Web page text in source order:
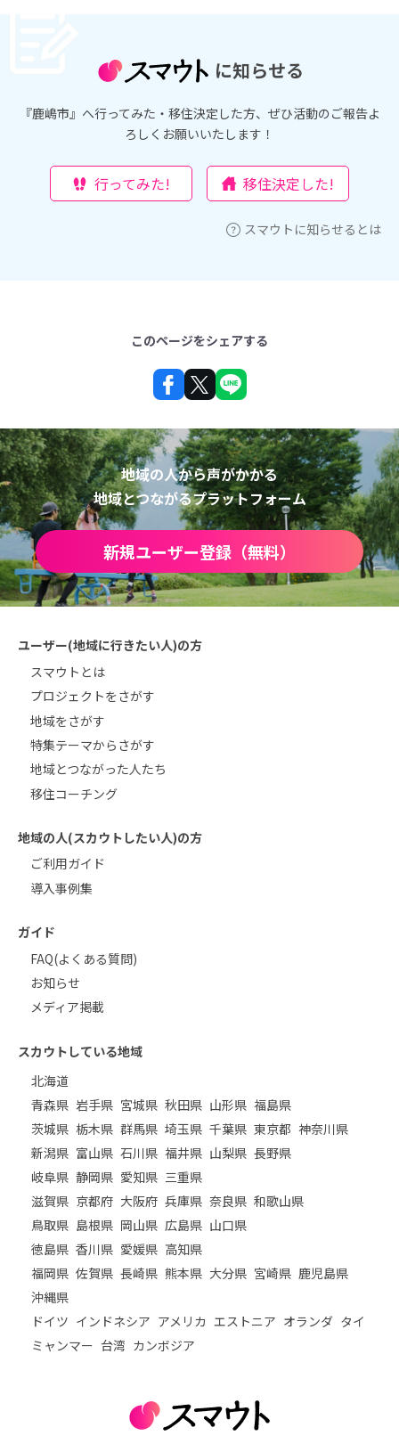
に知らせる
『鹿嶋市』へ行ってみた・移住決定した方、ぜひ活動のご報告よ
ろしくお願いいたします！
行ってみた! 移住決定した!
スマウトに知らせるとは
このページをシェアする
地域の人から声がかかる
地域とつながるプラットフォーム
新規ユーザー登録（無料）
ユーザー(地域に行きたい人)の方
スマウトとは
プロジェクトをさがす
地域をさがす
特集テーマからさがす
地域とつながった人たち
移住コーチング
地域の人(スカウトしたい人)の方
ご利用ガイド
導入事例集
ガイド
FAQ(よくある質問)
お知らせ
メディア掲載
スカウトしている地域
北海道
青森県 岩手県 宮城県 秋田県 山形県 福島県
茨城県 栃木県 群馬県 埼玉県 千葉県 東京都 神奈川県
新潟県 富山県 石川県 福井県 山梨県 長野県
岐阜県 静岡県 愛知県 三重県
滋賀県 京都府 大阪府 兵庫県 奈良県 和歌山県
鳥取県 島根県 岡山県 広島県 山口県
徳島県 香川県 愛媛県 高知県
福岡県 佐賀県 長崎県 熊本県 大分県 宮崎県 鹿児島県
沖縄県
ドイツ インドネシア アメリカ エストニア オランダ タイ
ミャンマー 台湾 カンボジア